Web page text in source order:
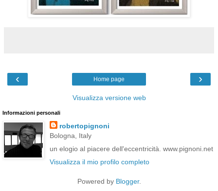
‹ ›
Home page
Visualizza versione web
Informazioni personali
robertopignoni
Bologna, Italy
un elogio al piacere dell'eccentricità. www.pignoni.net
Visualizza il mio profilo completo
Powered by Blogger.